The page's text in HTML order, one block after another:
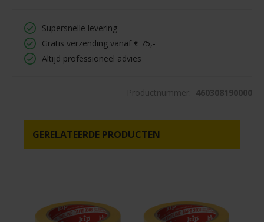
Supersnelle levering
Gratis verzending vanaf € 75,-
Altijd professioneel advies
Productnummer: 460308190000
GERELATEERDE PRODUCTEN